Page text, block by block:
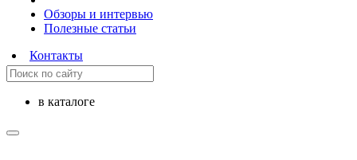
Обзоры и интервью
Полезные статьи
Контакты
в каталоге